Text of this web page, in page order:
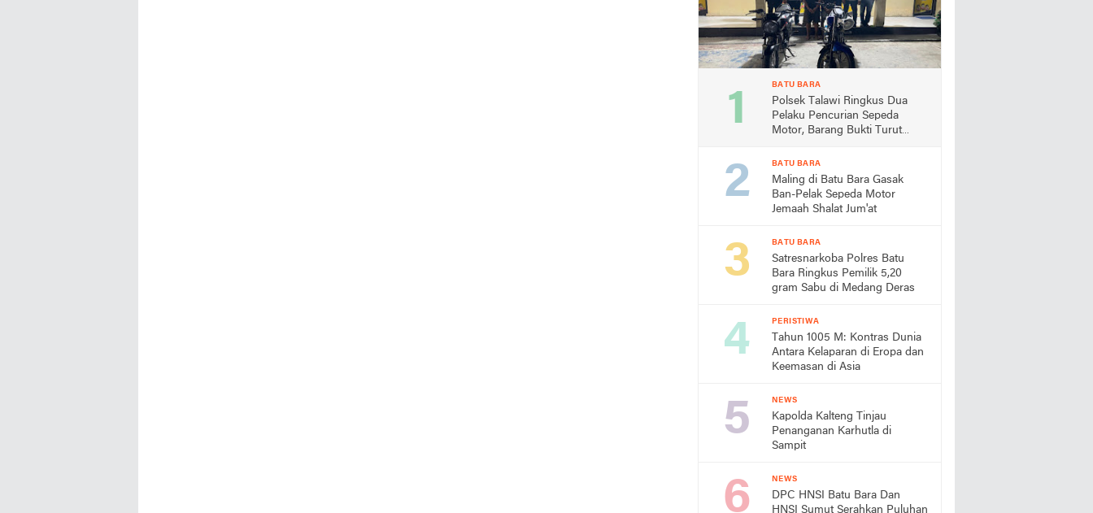
BATU BARA
Polsek Talawi Ringkus Dua
Pelaku Pencurian Sepeda
Motor, Barang Bukti Turut
BATU BARA
Maling di Batu Bara Gasak
Ban-Pelak Sepeda Motor
Jemaah Shalat Jum'at
BATU BARA
Satresnarkoba Polres Batu
Bara Ringkus Pemilik 5,20
gram Sabu di Medang Deras
PERISTIWA
Tahun 1005 M: Kontras Dunia
Antara Kelaparan di Eropa dan
Keemasan di Asia
NEWS
Kapolda Kalteng Tinjau
Penanganan Karhutla di
Sampit
NEWS
DPC HNSI Batu Bara Dan
HNSI Sumut Serahkan Puluhan